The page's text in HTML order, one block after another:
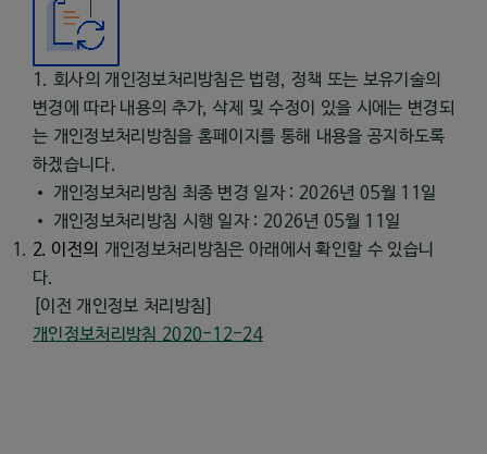
1. 회사의 개인정보처리방침은 법령, 정책 또는 보유기술의
변경에 따라 내용의 추가, 삭제 및 수정이 있을 시에는 변경되
는 개인정보처리방침을 홈페이지를 통해 내용을 공지하도록
하겠습니다.
• 개인정보처리방침 최종 변경 일자 : 2026년 05월 11일
• 개인정보처리방침 시행 일자 : 2026년 05월 11일
2. 이전의 개인정보처리방침은 아래에서 확인할 수 있습니
다.
이전 개인정보 처리방침
개인정보처리방침 2020-12-24